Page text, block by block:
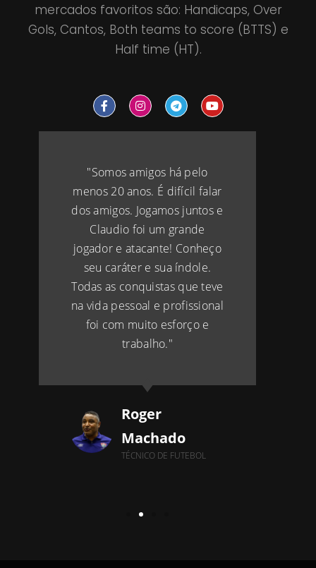
mercados favoritos são: Handicaps, Over
Gols, Cantos, Both teams to score (BTTS) e
Half time (HT).
"Somos amigos há pelo
menos 20 anos. É difícil falar
dos amigos. Jogamos juntos e
Claudio foi um grande
jogador e atacante! Conheço
seu caráter e sua índole.
Todas as conquistas que teve
na vida pessoal e profissional
foi com muito esforço e
trabalho."
Roger
Machado
TÉCNICO DE FUTEBOL